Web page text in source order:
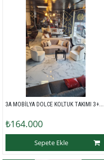
3A MOBİLYA DOLCE KOLTUK TAKIMI 3+3+1+1
₺164.000
Sepete Ekle